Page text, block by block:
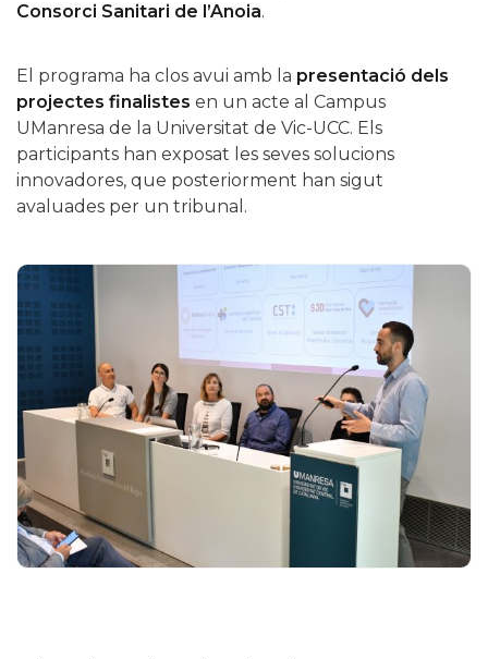
Consorci Sanitari de l’Anoia.
El programa ha clos avui amb la presentació dels
projectes finalistes en un acte al Campus
UManresa de la Universitat de Vic-UCC. Els
participants han exposat les seves solucions
innovadores, que posteriorment han sigut
avaluades per un tribunal.